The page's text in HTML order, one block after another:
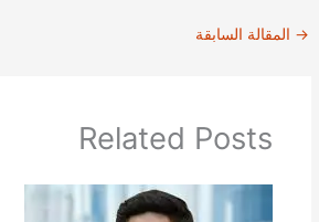
→ المقالة السابقة
Related Posts